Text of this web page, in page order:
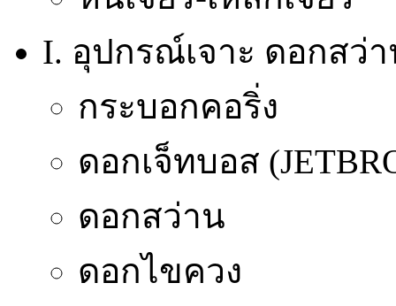
I. อุปกรณ์เจาะ ดอกสว่
กระบอกคอริ่ง
ดอกเจ็ทบอส
ดอกสว่าน
ดอกไขควง